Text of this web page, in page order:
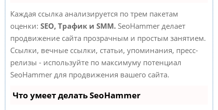
Каждая ссылка анализируется по трем пакетам
оценки: SEO, Трафик и SMM. SeoHammer делает
продвижение сайта прозрачным и простым занятием.
Ссылки, вечные ссылки, статьи, упоминания, пресс-
релизы - используйте по максимуму потенциал
SeoHammer для продвижения вашего сайта.
Что умеет делать SeoHammer